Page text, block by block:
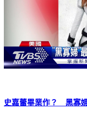
史嘉蕾畢業作？ 黑寡